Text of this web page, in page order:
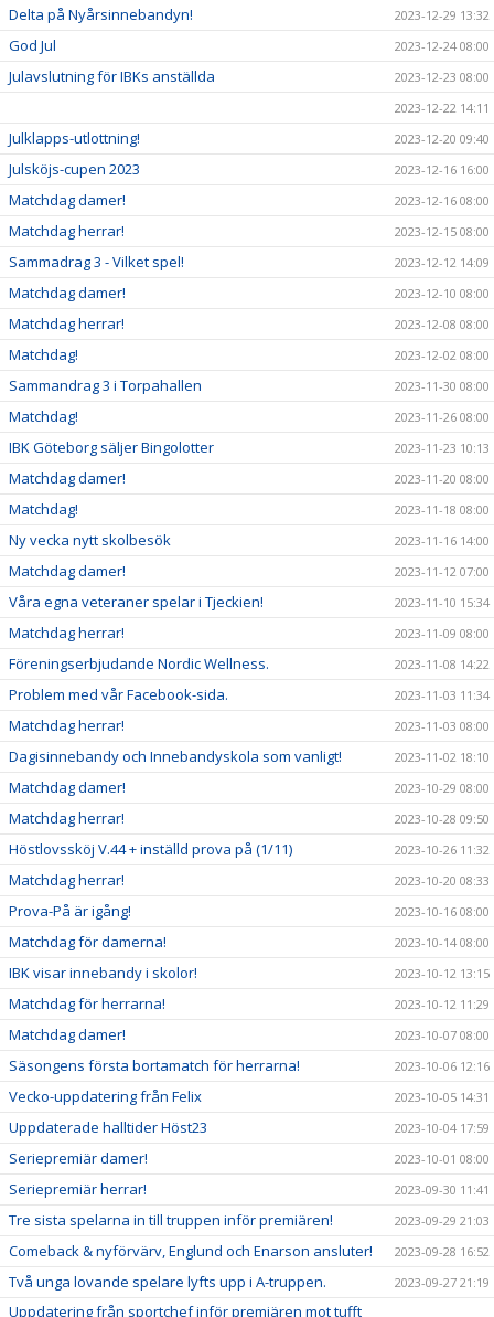
Delta på Nyårsinnebandyn! 2023-12-29 13:32
God Jul 2023-12-24 08:00
Julavslutning för IBKs anställda
2023-12-23 08:00
2023-12-22 14:11
Julklapps-utlottning! 2023-12-20 09:40
Julsköjs-cupen 2023 2023-12-16 16:00
Matchdag damer! 2023-12-16 08:00
Matchdag herrar! 2023-12-15 08:00
Sammadrag 3 - Vilket spel! 2023-12-12 14:09
Matchdag damer! 2023-12-10 08:00
Matchdag herrar! 2023-12-08 08:00
Matchdag! 2023-12-02 08:00
Sammandrag 3 i Torpahallen 2023-11-30 08:00
Matchdag! 2023-11-26 08:00
IBK Göteborg säljer Bingolotter 2023-11-23 10:13
Matchdag damer! 2023-11-20 08:00
Matchdag! 2023-11-18 08:00
Ny vecka nytt skolbesök 2023-11-16 14:00
Matchdag damer! 2023-11-12 07:00
Våra egna veteraner spelar i Tjeckien! 2023-11-10 15:34
Matchdag herrar! 2023-11-09 08:00
Föreningserbjudande Nordic Wellness. 2023-11-08 14:22
Problem med vår Facebook-sida. 2023-11-03 11:34
Matchdag herrar! 2023-11-03 08:00
Dagisinnebandy och Innebandyskola som vanligt! 2023-11-02 18:10
Matchdag damer! 2023-10-29 08:00
Matchdag herrar! 2023-10-28 09:50
Höstlovssköj V.44 + inställd prova på (1/11) 2023-10-26 11:32
Matchdag herrar! 2023-10-20 08:33
Prova-På är igång! 2023-10-16 08:00
Matchdag för damerna! 2023-10-14 08:00
IBK visar innebandy i skolor! 2023-10-12 13:15
Matchdag för herrarna! 2023-10-12 11:29
Matchdag damer! 2023-10-07 08:00
Säsongens första bortamatch för herrarna! 2023-10-06 12:16
Vecko-uppdatering från Felix 2023-10-05 14:31
Uppdaterade halltider Höst23 2023-10-04 17:59
Seriepremiär damer! 2023-10-01 08:00
Seriepremiär herrar! 2023-09-30 11:41
Tre sista spelarna in till truppen inför premiären! 2023-09-29 21:03
Comeback & nyförvärv, Englund och Enarson ansluter! 2023-09-28 16:52
Två unga lovande spelare lyfts upp i A-truppen. 2023-09-27 21:19
Uppdatering från sportchef inför premiären mot tufft